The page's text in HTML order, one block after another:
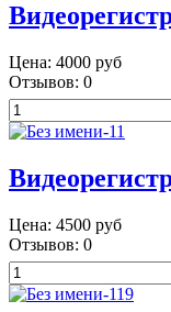
Цена: 4000 руб
Отзывов: 0
Цена: 4500 руб
Отзывов: 0